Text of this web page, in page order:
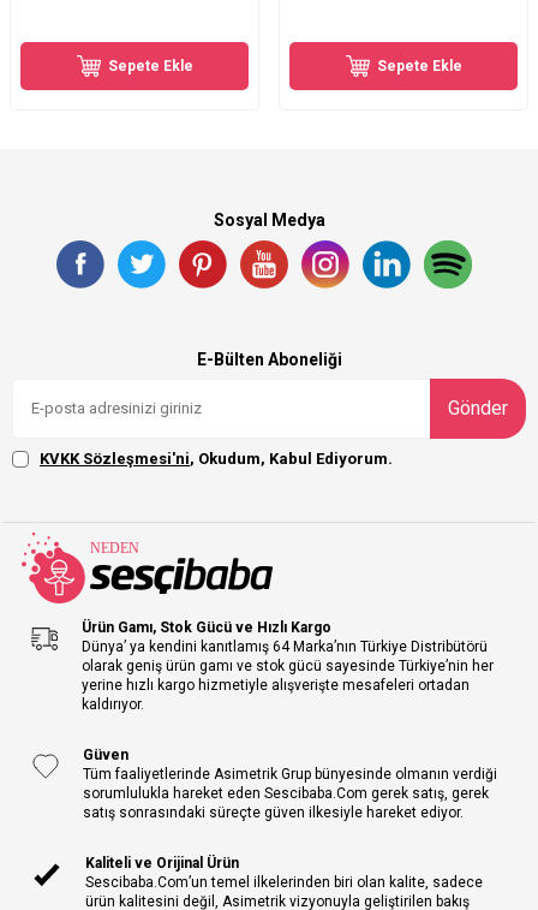
Sepete Ekle Sepete Ekle
Sosyal Medya
E-Bülten Aboneliği
Gönder
KVKK Sözleşmesi'ni, Okudum, Kabul Ediyorum.
Ürün Gamı, Stok Gücü ve Hızlı Kargo
Dünya’ ya kendini kanıtlamış 64 Marka’nın Türkiye Distribütörü
olarak geniş ürün gamı ve stok gücü sayesinde Türkiye’nin her
yerine hızlı kargo hizmetiyle alışverişte mesafeleri ortadan
kaldırıyor.
Güven
Tüm faaliyetlerinde Asimetrik Grup bünyesinde olmanın verdiği
sorumlulukla hareket eden Sescibaba.Com gerek satış, gerek
satış sonrasındaki süreçte güven ilkesiyle hareket ediyor.
Kaliteli ve Orijinal Ürün
Sescibaba.Com’un temel ilkelerinden biri olan kalite, sadece
ürün kalitesini değil, Asimetrik vizyonuyla geliştirilen bakış